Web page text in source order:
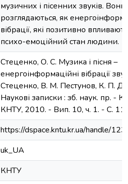
музичних і пісенних звуків. Вони
розглядаються, як
вібрації, які позитивно
психо-емоційний стан людини.
Стеценко, О. С. Музика і пісня –
енергоінформаційні вібрації
Стеценко, В. М. Пестунов, К. П.
Наукові записки : зб. наук. пр. -
КНТУ, 2010. - Вип. 10, ч. 1. - С.
https://dspace.kntu.kr.ua/handle/
uk_UA
КНТУ